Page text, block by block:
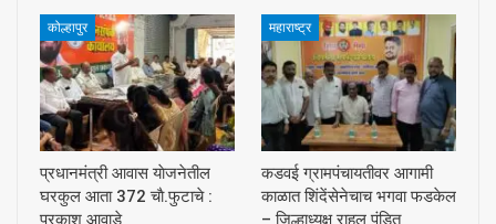
कोल्हापुर
प्रधानमंत्री आवास याेजनेतील
घरकुल आता 372 चाै.फुटाचे :
प्रकाश आवाडे
महाराष्ट्र
कडवई ग्रामपंचायतीवर आगामी
काळात शिंदेंसेनेचाच भगवा फडकेल
– जिल्हाध्यक्ष राहुल पंडित